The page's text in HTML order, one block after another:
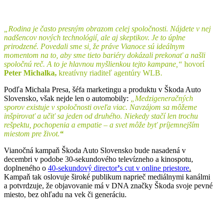
„Rodina je často presným obrazom celej spoločnosti. Nájdete v nej
nadšencov nových technológií, ale aj skeptikov. Je to úplne
prirodzené. Povedali sme si, že práve Vianoce sú ideálnym
momentom na to, aby sme tieto bariéry dokázali prekonať a našli
spoločnú reč. A to je hlavnou myšlienkou tejto kampane,“ hovorí
Peter Michalka, kreatívny riaditeľ agentúry WLB.
Podľa Michala Presa, šéfa marketingu a produktu v Škoda Auto
Slovensko, však nejde len o automobily:
„Medzigeneračných
sporov existuje v spoločnosti oveľa viac. Navzájom sa môžeme
inšpirovať a učiť sa jeden od druhého. Niekedy stačí len trochu
rešpektu, pochopenia a empatie – a svet môže byť príjemnejším
miestom pre život.“
Vianočná kampaň Škoda Auto Slovensko bude nasadená v
decembri v podobe 30-sekundového televízneho a kinospotu,
doplneného o 40-sekundový director’s cut v online priestore.
Kampaň tak oslovuje široké publikum naprieč mediálnymi kanálmi
a potvrdzuje, že objavovanie má v DNA značky Škoda svoje pevné
miesto, bez ohľadu na vek či generáciu.